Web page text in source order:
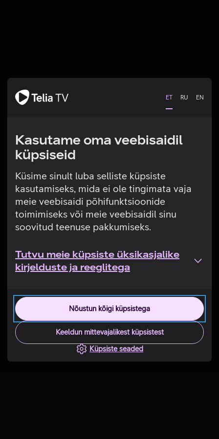
ET RU EN
Kasutame oma veebisaidil
küpsiseid
Küsime sinult luba selliste küpsiste
kasutamiseks, mida ei ole tingimata vaja
meie veebisaidi põhifunktsioonide
toimimiseks või meie veebisaidil sinu
soovitud teenuse pakkumiseks.
Tutvu meie küpsiste üksikasjalike
kirjelduste ja reeglitega
Nõustun kõigi küpsistega
Keeldun mittevajalikest küpsistest
Küpsiste seaded
Tehniline viga